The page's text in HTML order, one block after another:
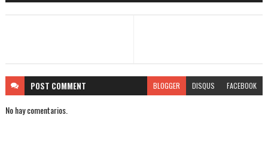
POST COMMENT BLOGGER DISQUS FACEBOOK
No hay comentarios.